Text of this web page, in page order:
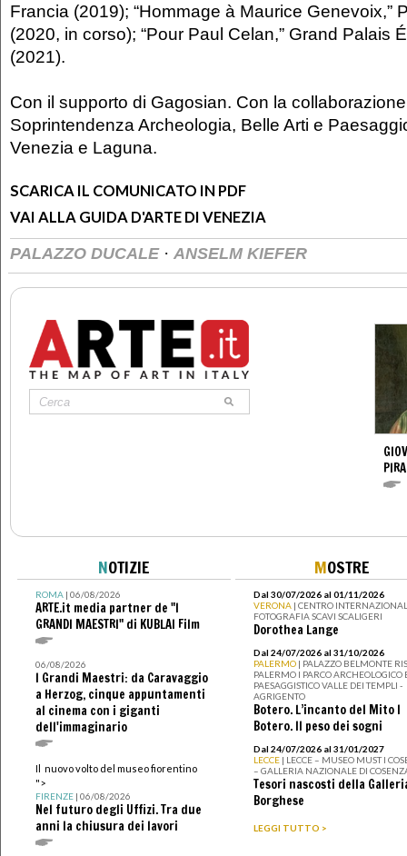
Francia (2019); “Hommage à Maurice Genevoix,”
(2020, in corso); “Pour Paul Celan,” Grand Palais
(2021).
Con il supporto di Gagosian. Con la
Soprintendenza Archeologia, Belle Arti e
Venezia e Laguna.
SCARICA IL COMUNICATO IN PDF
VAI ALLA GUIDA D'ARTE DI VENEZIA
PALAZZO DUCALE · ANSELM KIEFER
NOTIZIE
ROMA| 06/08/2026
ARTE.it media partner de "I
GRANDI MAESTRI" di KUBLAI Film
06/08/2026
I Grandi Maestri: da Caravaggio
a Herzog, cinque appuntamenti
al cinema con i giganti
dell'immaginario
Il nuovo volto del museo fiorentino
">
FIRENZE| 06/08/2026
Nel futuro degli Uffizi. Tra due
anni la chiusura dei lavori
MOSTRE
Dal 30/07/2026 al 01/11/2026
VERONA | CENTRO
FOTOGRAFIA SCAVI SCALIGERI
Dorothea Lange
Dal 24/07/2026 al 31/10/2026
PALERMO | PALAZZO BELMONTE
PALERMO I PARCO ARCHEOLOGICO
PAESAGGISTICO VALLE DEI TEMPLI -
AGRIGENTO
Botero. L’incanto del Mito I
Botero. Il peso dei sogni
Dal 24/07/2026 al 31/01/2027
LECCE | LECCE – MUSEO MUST I
– GALLERIA NAZIONALE DI
Tesori nascosti della
Borghese
LEGGI TUTTO >